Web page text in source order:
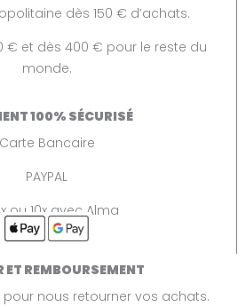
dès 150 € d’achats.
€ et dès 400 € pour le reste du
monde.
100% SÉCURISÉ
Carte Bancaire
PAYPAL
ou 10x avec Alma
ET REMBOURSEMENT
pour nous retourner vos achats.